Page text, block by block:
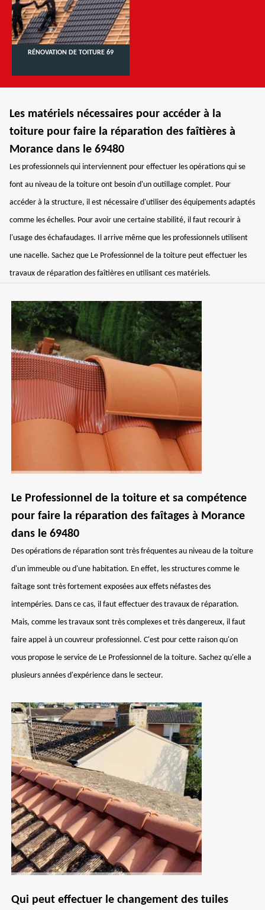
RÉNOVATION DE TOITURE 69
Les matériels nécessaires pour accéder à la
toiture pour faire la réparation des faîtières à
Morance dans le 69480
Les professionnels qui interviennent pour effectuer les opérations qui se
font au niveau de la toiture ont besoin d'un outillage complet. Pour
accéder à la structure, il est nécessaire d'utiliser des équipements adaptés
comme les échelles. Pour avoir une certaine stabilité, il faut recourir à
l'usage des échafaudages. Il arrive même que les professionnels utilisent
une nacelle. Sachez que Le Professionnel de la toiture peut effectuer les
travaux de réparation des faîtières en utilisant ces matériels.
Le Professionnel de la toiture et sa compétence
pour faire la réparation des faîtages à Morance
dans le 69480
Des opérations de réparation sont très fréquentes au niveau de la toiture
d'un immeuble ou d'une habitation. En effet, les structures comme le
faîtage sont très fortement exposées aux effets néfastes des
intempéries. Dans ce cas, il faut effectuer des travaux de réparation.
Mais, comme les travaux sont très complexes et très dangereux, il faut
faire appel à un couvreur professionnel. C'est pour cette raison qu'on
vous propose le service de Le Professionnel de la toiture. Sachez qu'elle a
plusieurs années d'expérience dans le secteur.
Qui peut effectuer le changement des tuiles